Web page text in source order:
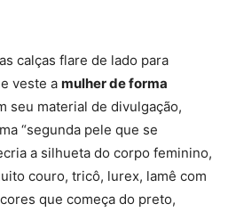
calças flare de lado para
veste a mulher de forma
seu material de divulgação,
“segunda pele que se
a silhueta do corpo feminino,
couro, tricô, lurex, lamê com
que começa do preto,